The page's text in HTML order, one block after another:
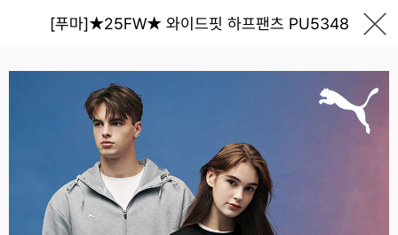
[푸마]★25FW★ 와이드핏 하프팬츠 PU5348